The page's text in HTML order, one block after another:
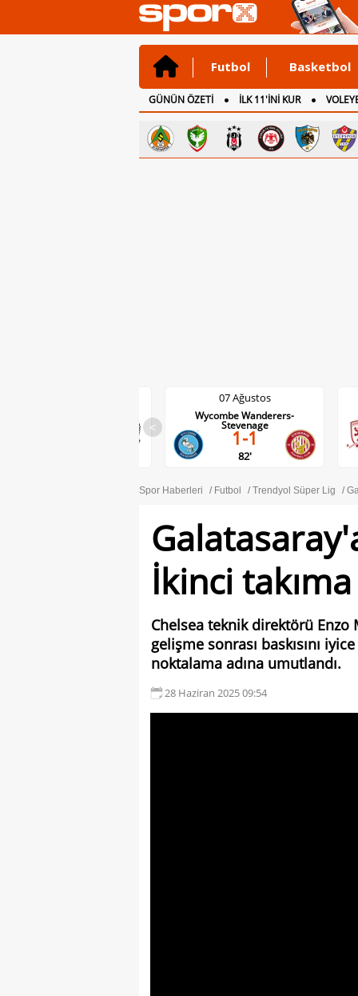
Futbol Basketbol
GÜNÜN ÖZETİ İLK 11'İNİ KUR
CANLI ANLATIM
İNGİLTERE
<
07 Ağustos
Wycombe Wanderers-
Stevenage
1-1
82'
Spor Haberleri Futbol Trendyol Süper Lig
İkinci
Chelsea teknik direktörü Enzo
gelişme sonrası baskısını
noktalama adına umutlandı.
28 Haziran 2025 09:54